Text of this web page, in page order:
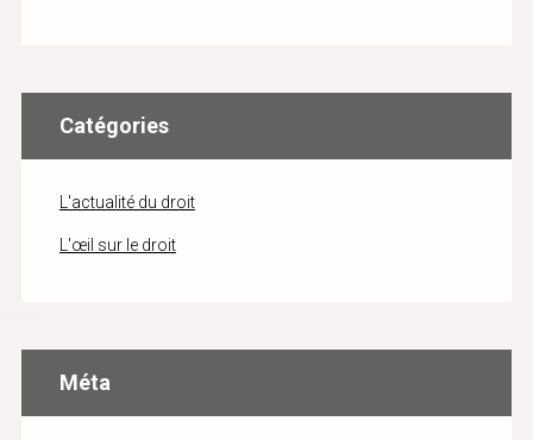
Catégories
L'actualité du droit
L'œil sur le droit
Méta